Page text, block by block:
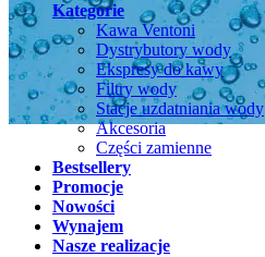
Kategorie
Kawa Ventoni
Dystrybutory wody
Ekspresy do kawy
Filtry wody
Stacje uzdatniania wody
Akcesoria
Części zamienne
Bestsellery
Promocje
Nowości
Wynajem
Nasze realizacje